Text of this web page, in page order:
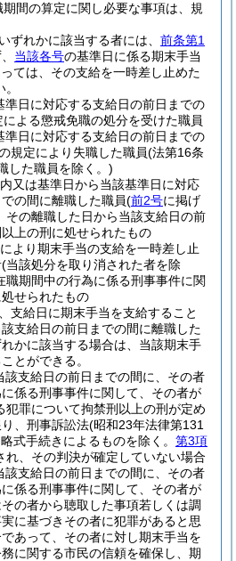
間の算定に関し必要な事項は、規
ずれかに該当する者には、 前条第1
当該各号の基準日に係る期末手当
ては、その支給を一時差し止めた
準日に対応する支給日の前日までの
よる懲戒免職の処分を受けた職員
準日に対応する支給日の前日までの
規定により失職した職員(法第16条
した職員を除く。)
又は基準日から当該基準日に対応
の間に離職した職員(前2号に掲げ
その離職した日から当該支給日の前
上の刑に処せられたもの
より期末手当の支給を一時差し止
(当該処分を取り消された者を除
職期間中の行為に係る刑事事件に関
せられたもの
支給日に期末手当を支給すること
支給日の前日までの間に離職した
かに該当する場合は、当該期末手
とができる。
該支給日の前日までの間に、その者
係る刑事事件に関して、その者が
犯罪について拘禁刑以上の刑が定め
、刑事訴訟法(昭和23年法律第131
式手続きによるものを除く。 第3項
れ、その判決が確定していない場合
該支給日の前日までの間に、その者
係る刑事事件に関して、その者が
の者から聴取した事項若しくは調
に基づきその者に犯罪があると思
あって、その者に対し期末手当を
に関する市民の信頼を確保し、期